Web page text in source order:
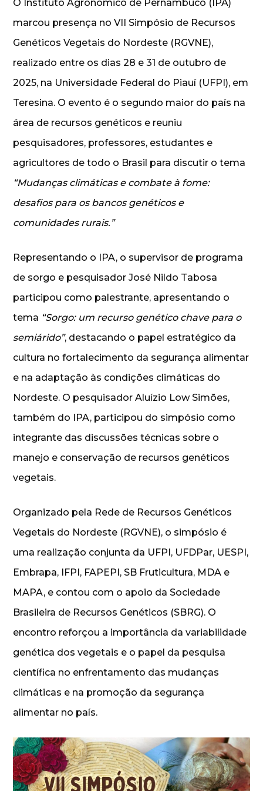
O Instituto Agronômico de Pernambuco (IPA)
marcou presença no VII Simpósio de Recursos
Genéticos Vegetais do Nordeste (RGVNE),
realizado entre os dias 28 e 31 de outubro de
2025, na Universidade Federal do Piauí (UFPI), em
Teresina. O evento é o segundo maior do país na
área de recursos genéticos e reuniu
pesquisadores, professores, estudantes e
agricultores de todo o Brasil para discutir o tema
“Mudanças climáticas e combate à fome:
desafios para os bancos genéticos e
comunidades rurais.”
Representando o IPA, o supervisor de programa
de sorgo e pesquisador José Nildo Tabosa
participou como palestrante, apresentando o
tema “Sorgo: um recurso genético chave para o
semiárido”, destacando o papel estratégico da
cultura no fortalecimento da segurança alimentar
e na adaptação às condições climáticas do
Nordeste. O pesquisador Aluízio Low Simões,
também do IPA, participou do simpósio como
integrante das discussões técnicas sobre o
manejo e conservação de recursos genéticos
vegetais.
Organizado pela Rede de Recursos Genéticos
Vegetais do Nordeste (RGVNE), o simpósio é
uma realização conjunta da UFPI, UFDPar, UESPI,
Embrapa, IFPI, FAPEPI, SB Fruticultura, MDA e
MAPA, e contou com o apoio da Sociedade
Brasileira de Recursos Genéticos (SBRG). O
encontro reforçou a importância da variabilidade
genética dos vegetais e o papel da pesquisa
científica no enfrentamento das mudanças
climáticas e na promoção da segurança
alimentar no país.